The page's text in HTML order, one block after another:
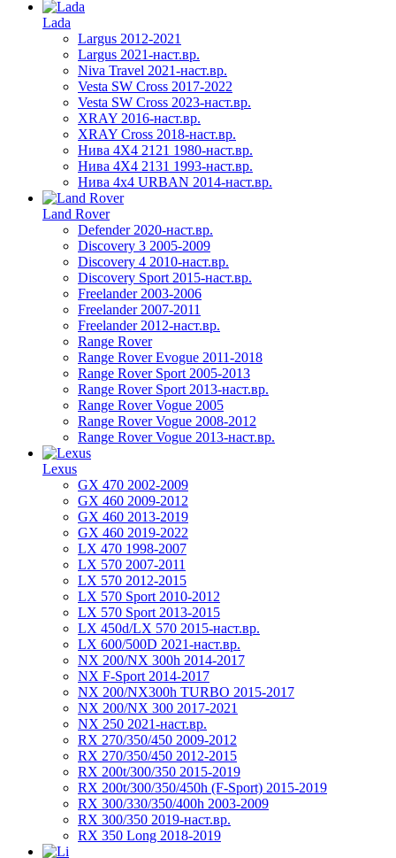
Lada
Largus 2012-2021
Largus 2021-наст.вр.
Niva Travel 2021-наст.вр.
Vesta SW Cross 2017-2022
Vesta SW Cross 2023-наст.вр.
XRAY 2016-наст.вр.
XRAY Cross 2018-наст.вр.
Нива 4X4 2121 1980-наст.вр.
Нива 4X4 2131 1993-наст.вр.
Нива 4х4 URBAN 2014-наст.вр.
Land Rover
Defender 2020-наст.вр.
Discovery 3 2005-2009
Discovery 4 2010-наст.вр.
Discovery Sport 2015-наст.вр.
Freelander 2003-2006
Freelander 2007-2011
Freelander 2012-наст.вр.
Range Rover
Range Rover Evogue 2011-2018
Range Rover Sport 2005-2013
Range Rover Sport 2013-наст.вр.
Range Rover Vogue 2005
Range Rover Vogue 2008-2012
Range Rover Vogue 2013-наст.вр.
Lexus
GX 470 2002-2009
GX 460 2009-2012
GX 460 2013-2019
GX 460 2019-2022
LX 470 1998-2007
LX 570 2007-2011
LX 570 2012-2015
LX 570 Sport 2010-2012
LX 570 Sport 2013-2015
LX 450d/LX 570 2015-наст.вр.
LX 600/500D 2021-наст.вр.
NX 200/NX 300h 2014-2017
NX F-Sport 2014-2017
NX 200/NX300h TURBO 2015-2017
NX 200/NX 300 2017-2021
NX 250 2021-наст.вр.
RX 270/350/450 2009-2012
RX 270/350/450 2012-2015
RX 200t/300/350 2015-2019
RX 200t/300/350/450h (F-Sport) 2015-2019
RX 300/330/350/400h 2003-2009
RX 300/350 2019-наст.вр.
RX 350 Long 2018-2019